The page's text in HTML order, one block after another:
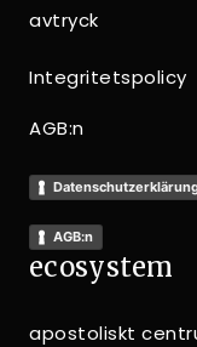
avtryck
Integritetspolicy
AGB:n
AGB:n
ecosystem
apostoliskt